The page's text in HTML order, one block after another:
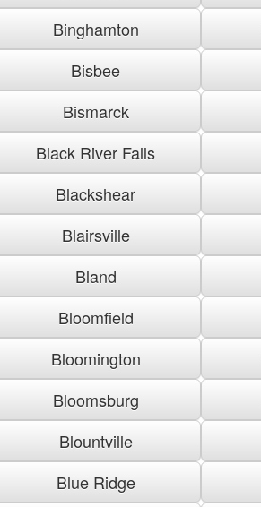
Binghamton
Bisbee
Bismarck
Black River Falls
Blackshear
Blairsville
Bland
Bloomfield
Bloomington
Bloomsburg
Blountville
Blue Ridge